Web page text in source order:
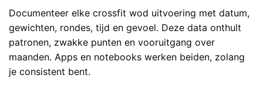
Documenteer elke crossfit wod uitvoering met datum,
gewichten, rondes, tijd en gevoel. Deze data onthult
patronen, zwakke punten en vooruitgang over
maanden. Apps en notebooks werken beiden, zolang
je consistent bent.